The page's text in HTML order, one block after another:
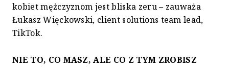
kobiet mężczyznom jest bliska zeru – zauważa
Łukasz Więckowski, client solutions team lead,
TikTok.
NIE TO, CO MASZ, ALE CO Z TYM ZROBISZ